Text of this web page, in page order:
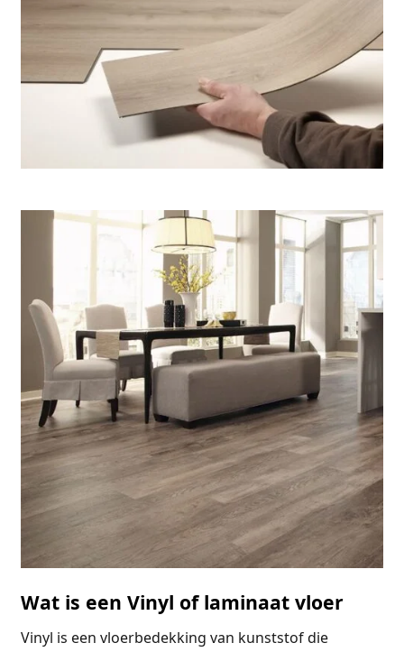
Wat is een Vinyl of laminaat vloer
Vinyl is een vloerbedekking van kunststof die